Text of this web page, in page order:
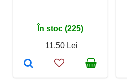
În stoc (225)
11,50 Lei